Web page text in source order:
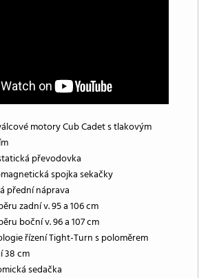
motory Cub Cadet s tlakovým
převodovka
spojka sekačky
přední náprava
zadní v. 95 a 106 cm
boční v. 96 a 107 cm
řízení Tight-Turn s poloměrem
38 cm
sedačka